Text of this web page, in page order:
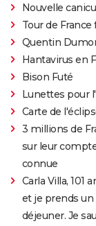
Nouvelle
Tour de
Quentin
Hantavirus en
Bison Futé
Lunettes pour
Carte de
3 millions de
sur leur
connue
Carla Villa, 101
et je prends
déjeuner. Je